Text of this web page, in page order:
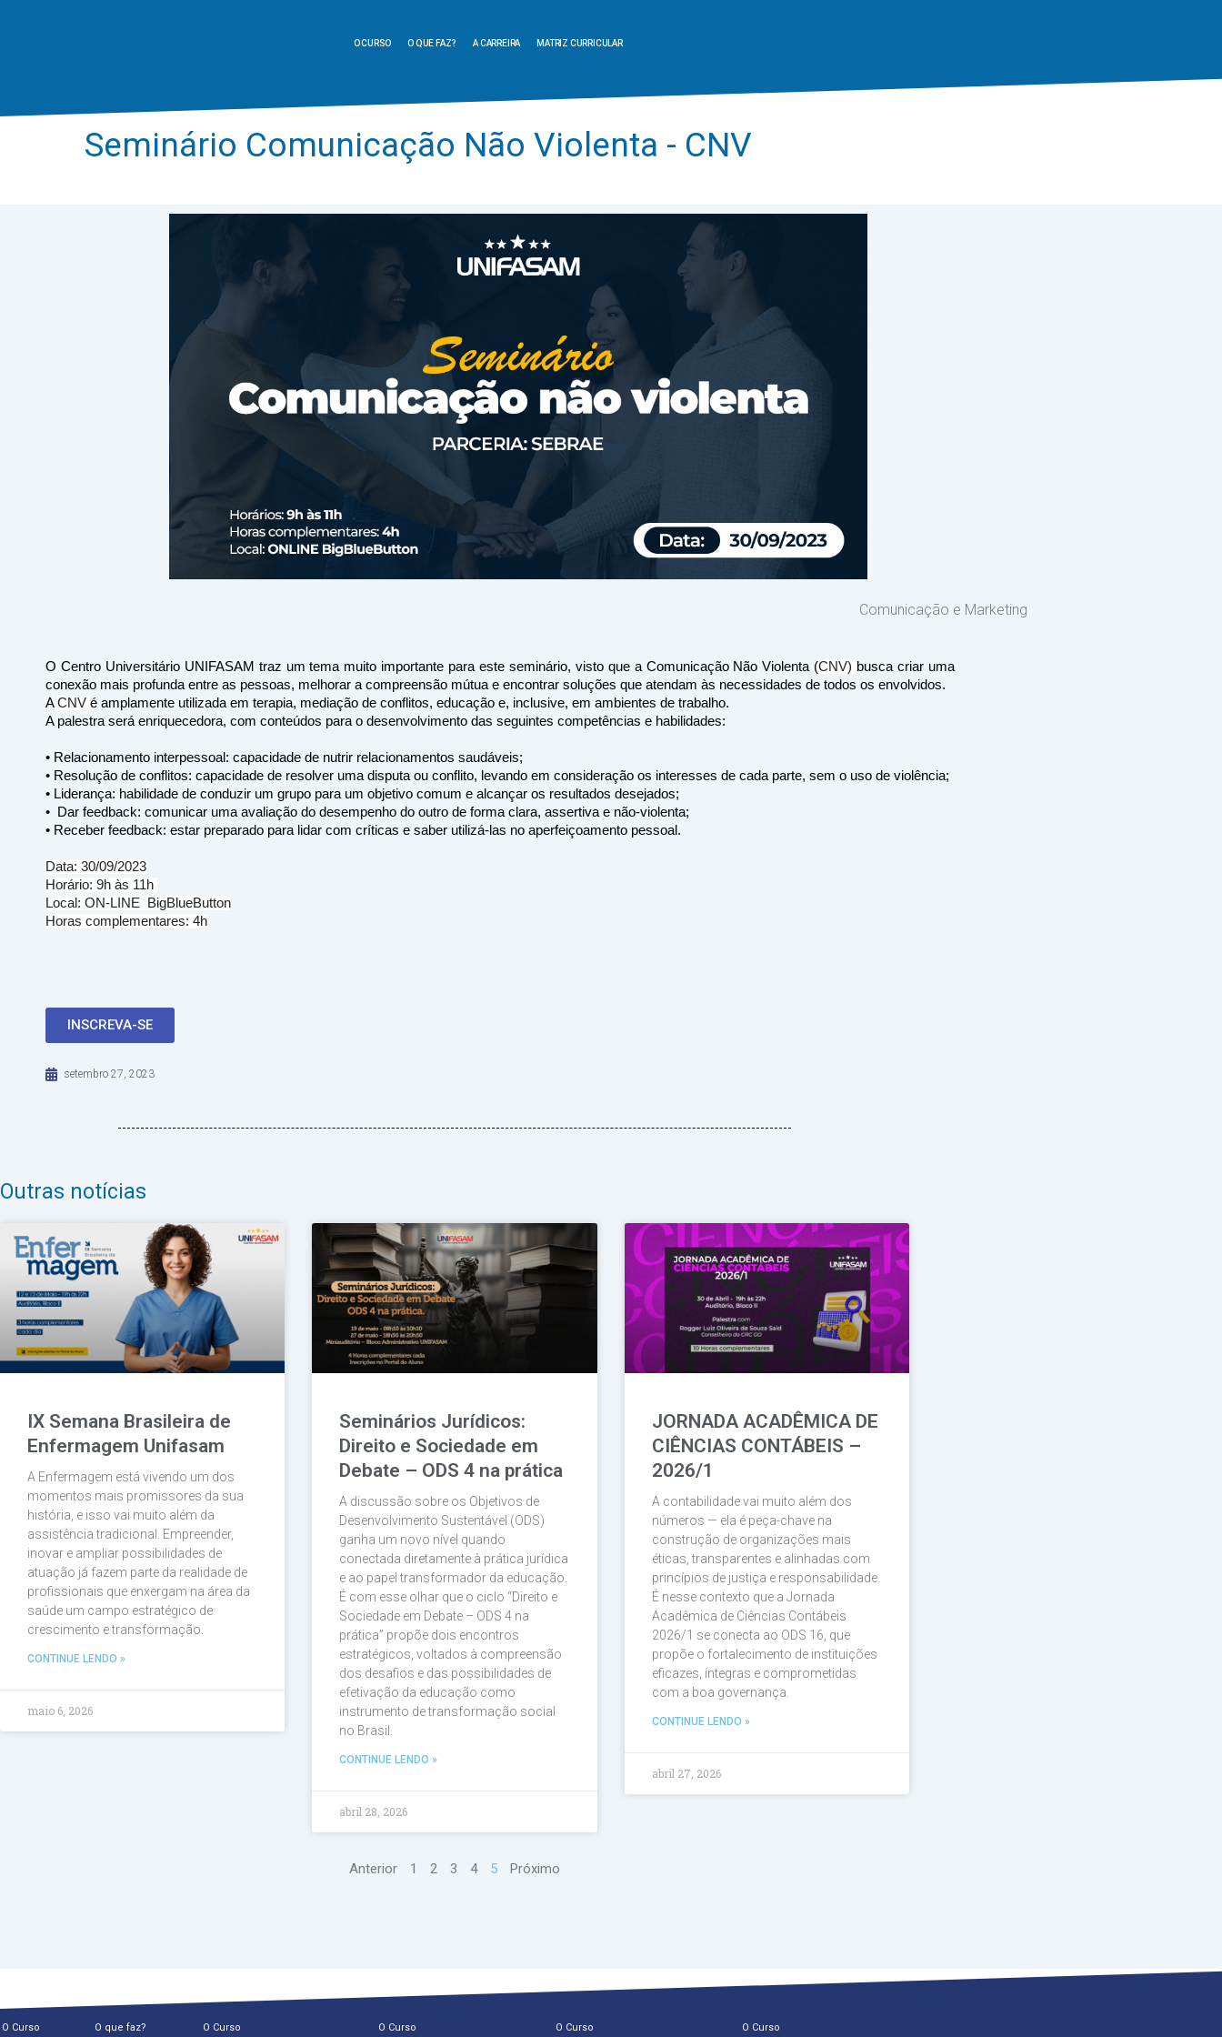
O CURSO O QUE FAZ? A CARREIRA MATRIZ CURRICULAR
Seminário Comunicação Não Violenta - CNV
Comunicação e Marketing
O Centro Universitário UNIFASAM traz um tema muito importante para este seminário, visto que a Comunicação Não Violenta (CNV) busca criar uma
conexão mais profunda entre as pessoas, melhorar a compreensão mútua e encontrar soluções que atendam às necessidades de todos os envolvidos.
A CNV é amplamente utilizada em terapia, mediação de conflitos, educação e, inclusive, em ambientes de trabalho.
A palestra será enriquecedora, com conteúdos para o desenvolvimento das seguintes competências e habilidades:
• Relacionamento interpessoal: capacidade de nutrir relacionamentos saudáveis;
• Resolução de conflitos: capacidade de resolver uma disputa ou conflito, levando em consideração os interesses de cada parte, sem o uso de violência;
• Liderança: habilidade de conduzir um grupo para um objetivo comum e alcançar os resultados desejados;
•  Dar feedback: comunicar uma avaliação do desempenho do outro de forma clara, assertiva e não-violenta;
• Receber feedback: estar preparado para lidar com críticas e saber utilizá-las no aperfeiçoamento pessoal.
Data: 30/09/2023
Horário: 9h às 11h
Local: ON-LINE
BigBlueButton
Horas complementares: 4h
INSCREVA-SE
setembro 27, 2023
Outras notícias
IX Semana Brasileira de
Enfermagem Unifasam
A Enfermagem está vivendo um dos
momentos mais promissores da sua
história, e isso vai muito além da
assistência tradicional. Empreender,
inovar e ampliar possibilidades de
atuação já fazem parte da realidade de
profissionais que enxergam na área da
saúde um campo estratégico de
crescimento e transformação.
CONTINUE LENDO »
maio 6, 2026
Seminários Jurídicos:
Direito e Sociedade em
Debate – ODS 4 na prática
A discussão sobre os Objetivos de
Desenvolvimento Sustentável (ODS)
ganha um novo nível quando
conectada diretamente à prática jurídica
e ao papel transformador da educação.
É com esse olhar que o ciclo “Direito e
Sociedade em Debate – ODS 4 na
prática” propõe dois encontros
estratégicos, voltados à compreensão
dos desafios e das possibilidades de
efetivação da educação como
instrumento de transformação social
no Brasil.
CONTINUE LENDO »
abril 28, 2026
JORNADA ACADÊMICA DE
CIÊNCIAS CONTÁBEIS –
2026/1
A contabilidade vai muito além dos
números — ela é peça-chave na
construção de organizações mais
éticas, transparentes e alinhadas com
princípios de justiça e responsabilidade.
É nesse contexto que a Jornada
Acadêmica de Ciências Contábeis
2026/1 se conecta ao ODS 16, que
propõe o fortalecimento de instituições
eficazes, íntegras e comprometidas
com a boa governança.
CONTINUE LENDO »
abril 27, 2026
Anterior
Página
1
Página
2
Página
3
Página
4
Página
5 Próximo
O Curso O que faz? O Curso O Curso O Curso O Curso